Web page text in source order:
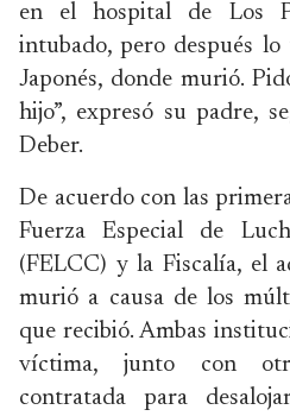
en el hospital de Los
intubado, pero después
Japonés, donde murió.
hijo”, expresó su padre,
Deber.
De acuerdo con las
Fuerza Especial de
(FELCC) y la Fiscalía, el
murió a causa de los
que recibió. Ambas
víctima, junto con
contratada para